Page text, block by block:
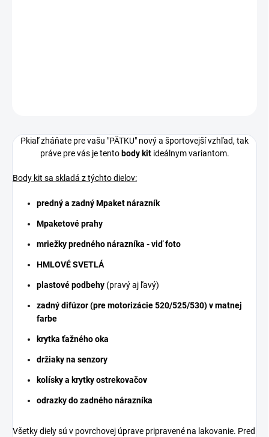
Pkiaľ zháňate pre vašu "PÄTKU" nový a športovejší vzhľad, tak
práve pre vás je tento body kitideálnym variantom.
Body kit sa skladá z týchto dielov:
predný a zadný Mpaket nárazník
Mpaketové prahy
mriežky predného nárazníka - viď foto
HMLOVÉ SVETLÁ
plastové podbehy (pravý aj ľavý)
zadný difúzor (pre motorizácie 520/525/530) v matnej
farbe
krytka ťažného oka
držiaky na senzory
kolísky a krytky ostrekovačov
odrazky do zadného nárazníka
Všetky diely sú v povrchovej úprave pripravené na lakovanie. Pred